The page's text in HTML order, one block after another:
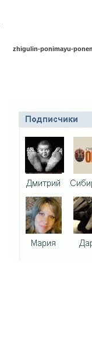
zhigulin-ponimayu-